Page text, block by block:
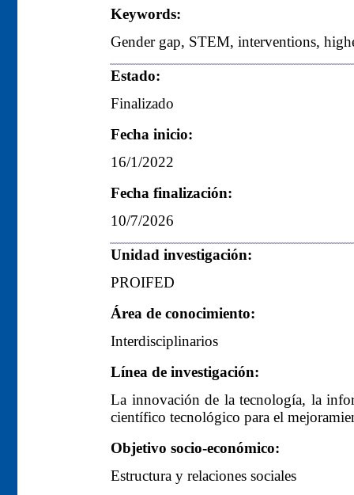
Keywords:
Gender gap, STEM, interventions,
Estado:
Finalizado
Fecha inicio:
16/1/2022
Fecha finalización:
10/7/2026
Unidad investigación:
PROIFED
Área de conocimiento:
Interdisciplinarios
Línea de investigación:
La innovación de la tecnología, la
científico tecnológico para el
Objetivo socio-económico:
Estructura y relaciones sociales